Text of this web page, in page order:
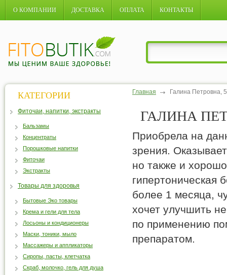
О КОМПАНИИ ДОСТАВКА ОПЛАТА КОНТАКТЫ
Главная Галина Петровна,
ГАЛИНА
Приобрела на
зрения.
но также и
гипертоническая
более 1 месяца,
хочет улучшить
по применению
препаратом.
КАТЕГОРИИ
Фиточаи, напитки, экстракты
Бальзамы
Концентраты
Порошковые напитки
Фиточаи
Экстракты
Товары для здоровья
Бытовые Эко товары
Крема и гели для тела
Лосьоны и кондиционеры
Маски, тоники, мыло
Массажеры и аппликаторы
Сиропы, пасты, клетчатка
Скраб, молочко, гель для душа